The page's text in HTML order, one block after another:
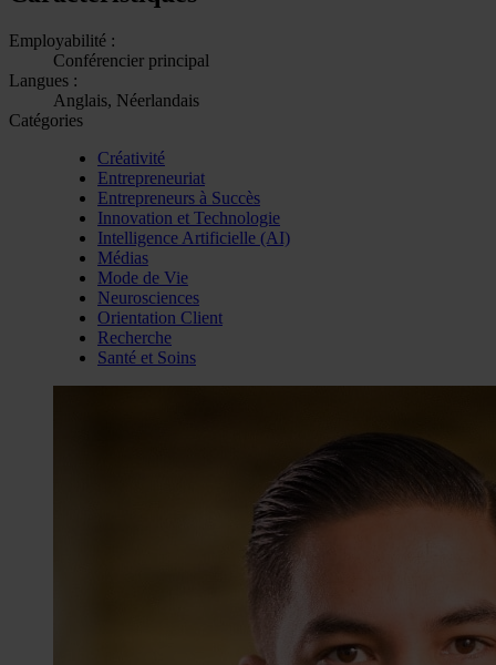
Employabilité :
Conférencier principal
Langues :
Anglais, Néerlandais
Catégories
Créativité
Entrepreneuriat
Entrepreneurs à Succès
Innovation et Technologie
Intelligence Artificielle (AI)
Médias
Mode de Vie
Neurosciences
Orientation Client
Recherche
Santé et Soins